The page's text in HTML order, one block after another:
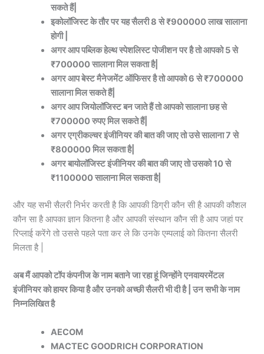
सकते हैं|
इकोलॉजिस्ट के तौर पर यह सैलरी 8 से ₹900000 लाख सालाना
होगी |
अगर आप पब्लिक हेल्थ स्पेशलिस्ट पोजीशन पर है तो आपको 5 से
₹700000 सालाना मिल सकता है|
अगर आप बेस्ट मैनेजमेंट ऑफिसर है तो आपको 6 से ₹700000
सालाना मिल सकते हैं|
अगर आप जियोलॉजिस्ट बन जाते हैं तो आपको सालाना छह से
₹700000 रुपए मिल सकते हैं|
अगर एग्रीकल्चर इंजीनियर की बात की जाए तो उसे सालाना 7 से
₹800000 मिल सकता है|
अगर बायोलॉजिस्ट इंजीनियर की बात की जाए तो उसको 10 से
₹1100000 सालाना मिल सकता है|
और यह सभी सैलरी निर्भर करती है कि आपकी डिग्री कौन सी है आपकी कौशल
कौन सा है आपका ज्ञान कितना है और आपकी संस्थान कौन सी है आप जहां पर
रिप्लाई करेंगे तो उससे पहले पता कर ले कि उनके एम्पलाई को कितना सैलरी
मिलता है |
अब मैं आपको टॉप कंपनीज के नाम बताने जा रहा हूं जिन्होंने एनवायरमेंटल
इंजीनियर को हायर किया है और उनको अच्छी सैलरी भी दी है | उन सभी के नाम
निम्नलिखित है
AECOM
MACTEC GOODRICH CORPORATION